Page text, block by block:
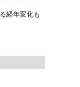
経年変化も